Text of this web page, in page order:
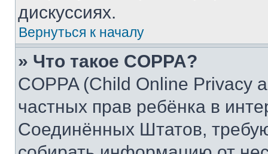
дискуссиях.
Вернуться к началу
» Что такое COPPA?
COPPA (Child Online Privacy
частных прав ребёнка в
Соединённых Штатов,